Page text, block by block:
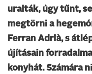
uralták, úgy tűnt,
megtörni a
Ferran Adrià, s
újításain
konyhát. Számára